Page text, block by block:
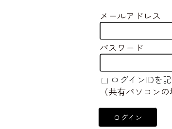
メールアドレス
パスワード
ログインIDを
（共有パソコン
ログイン